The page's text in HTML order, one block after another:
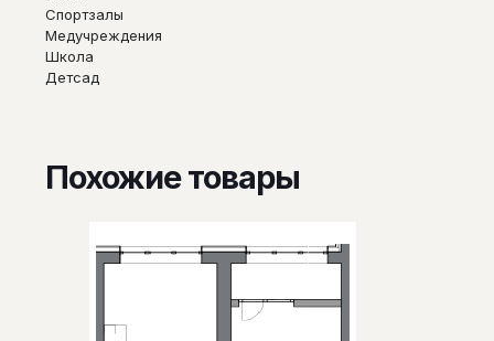
Спортзалы
Медучреждения
Школа
Детсад
Похожие товары